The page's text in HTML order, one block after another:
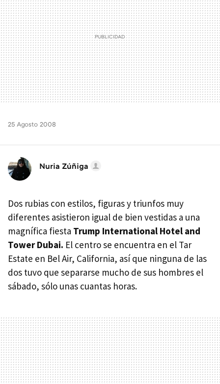
25 Agosto 2008
Nuria Zúñiga
Dos rubias con estilos, figuras y triunfos muy
diferentes asistieron igual de bien vestidas a una
magnífica fiesta Trump International Hotel and
Tower Dubai. El centro se encuentra en el Tar
Estate en Bel Air, California, así que ninguna de las
dos tuvo que separarse mucho de sus hombres el
sábado, sólo unas cuantas horas.